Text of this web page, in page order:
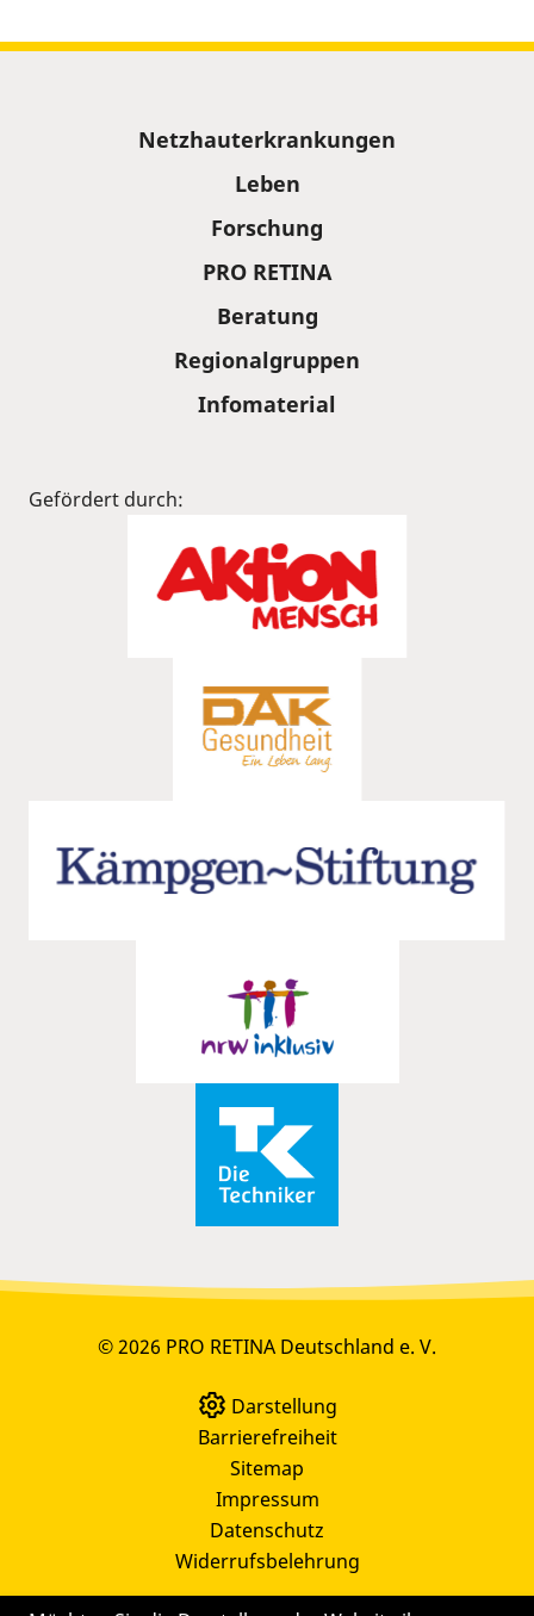
Netzhauterkrankungen
Leben
Forschung
PRO RETINA
Beratung
Regionalgruppen
Infomaterial
Gefördert durch:
© 2026 PRO RETINA Deutschland e. V.
Darstellung
Barrierefreiheit
Sitemap
Impressum
Datenschutz
Widerrufsbelehrung